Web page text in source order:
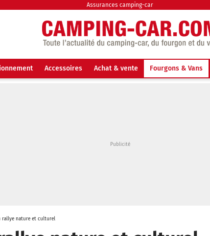
Assurances camping-car
Accessoires Achat & vente Fourgons & Vans
rallye nature et culturel